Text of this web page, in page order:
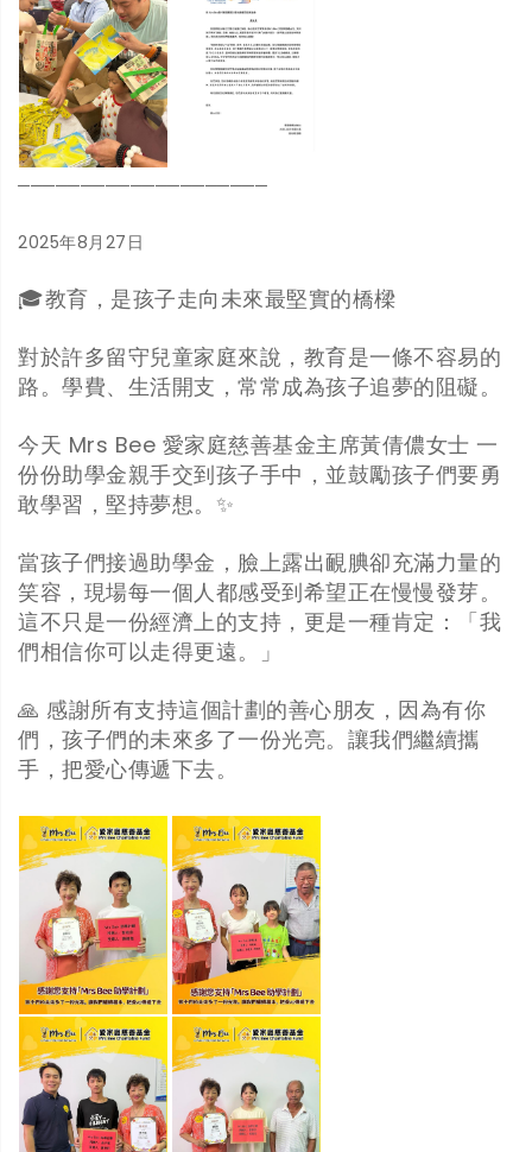
────────────────────
2025年8月27日
🎓教育，是孩子走向未來最堅實的橋樑
對於許多留守兒童家庭來說，教育是一條不容易的
路。學費、生活開支，常常成為孩子追夢的阻礙。
今天 Mrs Bee 愛家庭慈善基金主席黃倩儂女士 一
份份助學金親手交到孩子手中，並鼓勵孩子們要勇
敢學習，堅持夢想。✨
當孩子們接過助學金，臉上露出靦腆卻充滿力量的
笑容，現場每一個人都感受到希望正在慢慢發芽。
這不只是一份經濟上的支持，更是一種肯定：「我
們相信你可以走得更遠。」
🙏 感謝所有支持這個計劃的善心朋友，因為有你
們，孩子們的未來多了一份光亮。讓我們繼續攜
手，把愛心傳遞下去。